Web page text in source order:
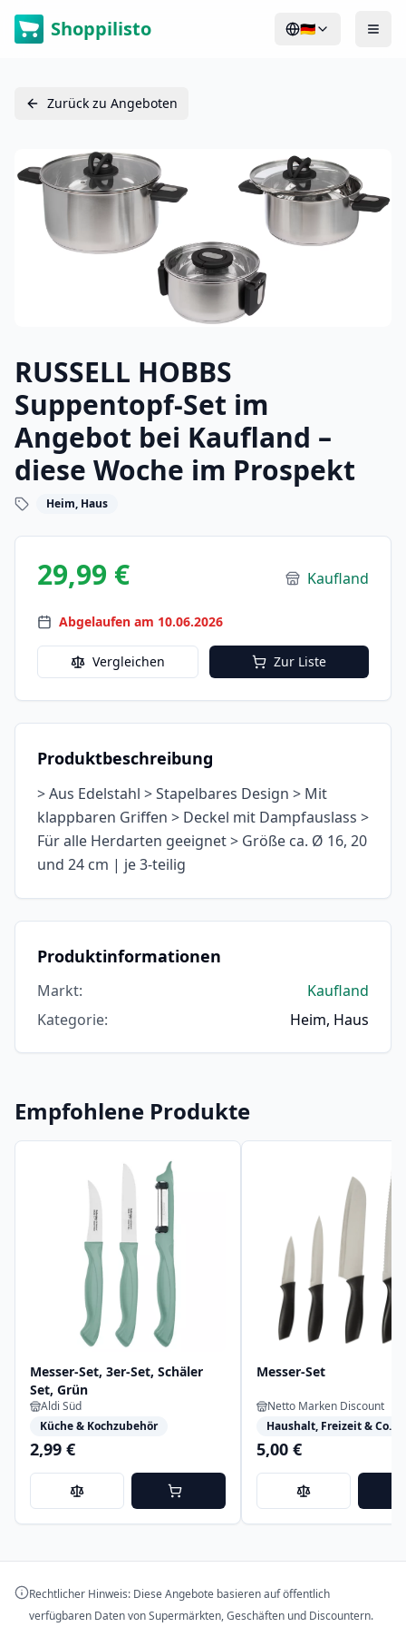
Shoppilisto 🇩🇪
Zurück zu Angeboten
RUSSELL HOBBS
Suppentopf-Set im
Angebot bei Kaufland –
diese Woche im Prospekt
Heim, Haus
29,99 € Kaufland
Abgelaufen am 10.06.2026
Vergleichen Zur Liste
Produktbeschreibung
> Aus Edelstahl > Stapelbares Design > Mit
klappbaren Griffen > Deckel mit Dampfauslass >
Für alle Herdarten geeignet > Größe ca. Ø 16, 20
und 24 cm | je 3-teilig
Produktinformationen
Markt:
Kaufland
Kategorie: Heim, Haus
Empfohlene Produkte
Messer-Set, 3er-Set, Schäler
Set, Grün
Aldi Süd
Küche & Kochzubehör
2,99 €
Messer-Set
Netto Marken Discount
Haushalt, Freizeit & Co.
5,00 €
Rechtlicher Hinweis: Diese Angebote basieren auf öffentlich
verfügbaren Daten von Supermärkten, Geschäften und Discountern.